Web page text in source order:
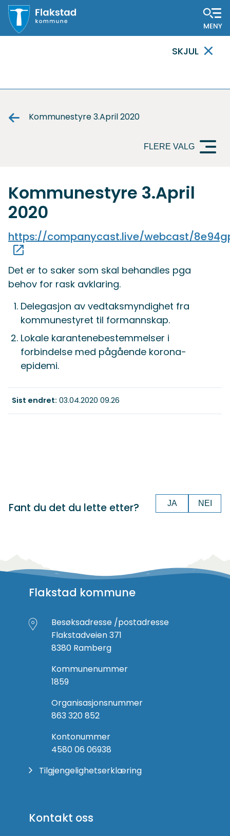
MELDING
SKJUL
Kommunestyre 3.April 2020
FLERE VALG
Kommunestyre 3.April
2020
https://companycast.live/webcast/
Det er to saker som skal behandles pga
behov for rask avklaring.
Delegasjon av vedtaksmyndighet fra
kommunestyret til formannskap.
Lokale karantenebestemmelser i
forbindelse med pågående korona-
epidemi.
Sist endret 03.04.2020 09.26
Fant du det du lette etter? JA NEI
Flakstad kommune
Besøksadresse /postadresse
Flakstadveien 371
8380 Ramberg
Kommunenummer
1859
Organisasjonsnummer
863 320 852
Kontonummer
4580 06 06938
Tilgjengelighetserklæring
Kontakt oss